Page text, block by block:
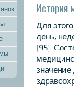
История
Для
день,
[95].
значение